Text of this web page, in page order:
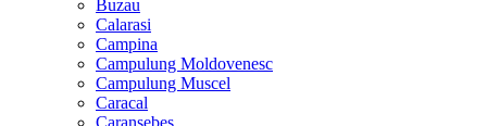
Buzau
Calarasi
Campina
Campulung Moldovenesc
Campulung Muscel
Caracal